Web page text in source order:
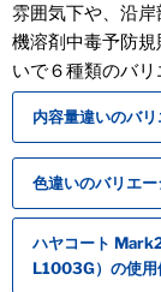
雰囲気下や、沿
機溶剤中毒予防
いで６種類のバリ
内容量違いのバ
色違いのバリエ
ハヤコート
L1003G）の使用